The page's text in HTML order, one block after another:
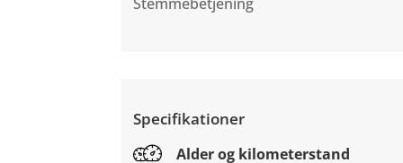
Specifikationer
Alder og kilometerstand